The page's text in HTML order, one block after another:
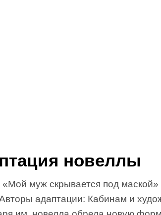
новеллы
муж скрывается под
адаптации: Кабинам и